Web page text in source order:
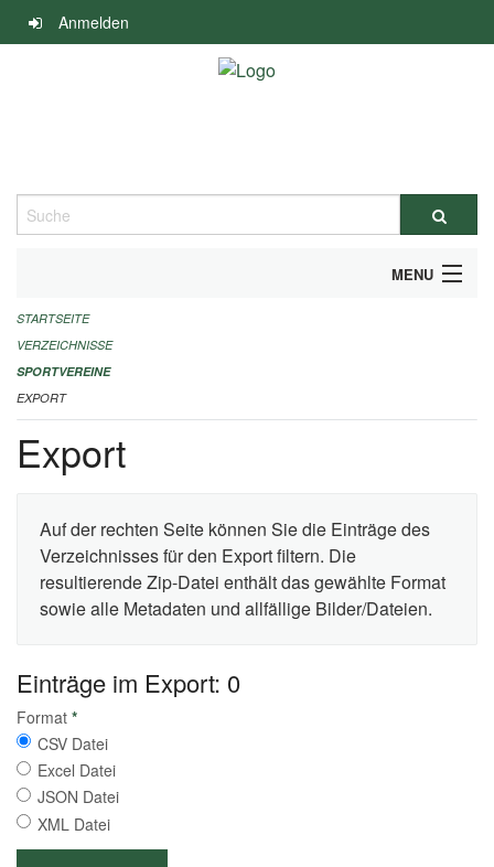
Navigation
überspringen
Anmelden
Suche
MENU
ALLGEMEINE INFORMATIONEN
FINANZIELLE UNTERSTÜTZUNG BENÖTIGT?
KONTAKT
STARTSEITE
VERZEICHNISSE
SPORTVEREINE
EXPORT
Export
Auf der rechten Seite können Sie die Einträge des
Verzeichnisses für den Export filtern. Die
resultierende Zip-Datei enthält das gewählte Format
sowie alle Metadaten und allfällige Bilder/Dateien.
Einträge im Export: 0
Format *
CSV Datei
Excel Datei
JSON Datei
XML Datei